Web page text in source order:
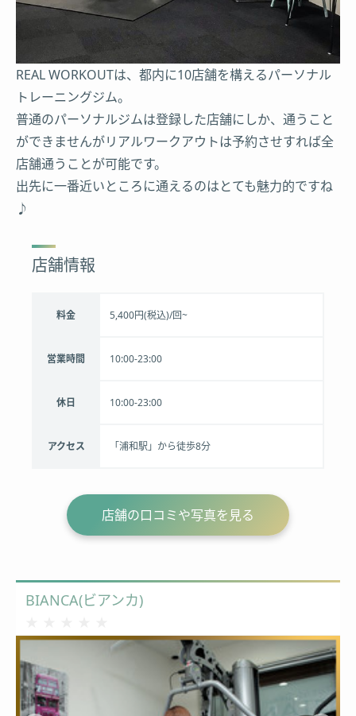
REAL WORKOUTは、都内に10店舗を構えるパーソナル
トレーニングジム。
普通のパーソナルジムは登録した店舗にしか、通うこと
ができませんがリアルワークアウトは予約させすれば全
店舗通うことが可能です。
出先に一番近いところに通えるのはとても魅力的ですね
♪
店舗情報
料金 5,400円(税込)/回~
営業時間 10:00-23:00
休日 10:00-23:00
アクセス 「浦和駅」から徒歩8分
店舗の口コミや写真を見る
BIANCA(ビアンカ)